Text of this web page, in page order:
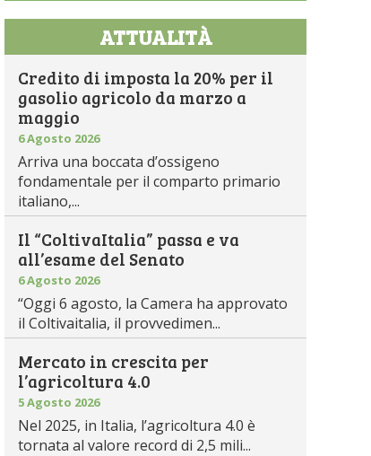
ATTUALITÀ
Credito di imposta la 20% per il
gasolio agricolo da marzo a
maggio
6 Agosto 2026
Arriva una boccata d’ossigeno
fondamentale per il comparto primario
italiano,...
Il “ColtivaItalia” passa e va
all’esame del Senato
6 Agosto 2026
“Oggi 6 agosto, la Camera ha approvato
il Coltivaitalia, il provvedimen...
Mercato in crescita per
l’agricoltura 4.0
5 Agosto 2026
Nel 2025, in Italia, l’agricoltura 4.0 è
tornata al valore record di 2,5 mili...